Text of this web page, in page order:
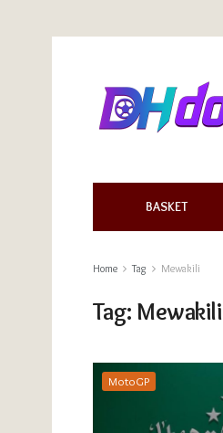
BASKET
Home Tag Mewakili
Tag: Mewakili
MotoGP